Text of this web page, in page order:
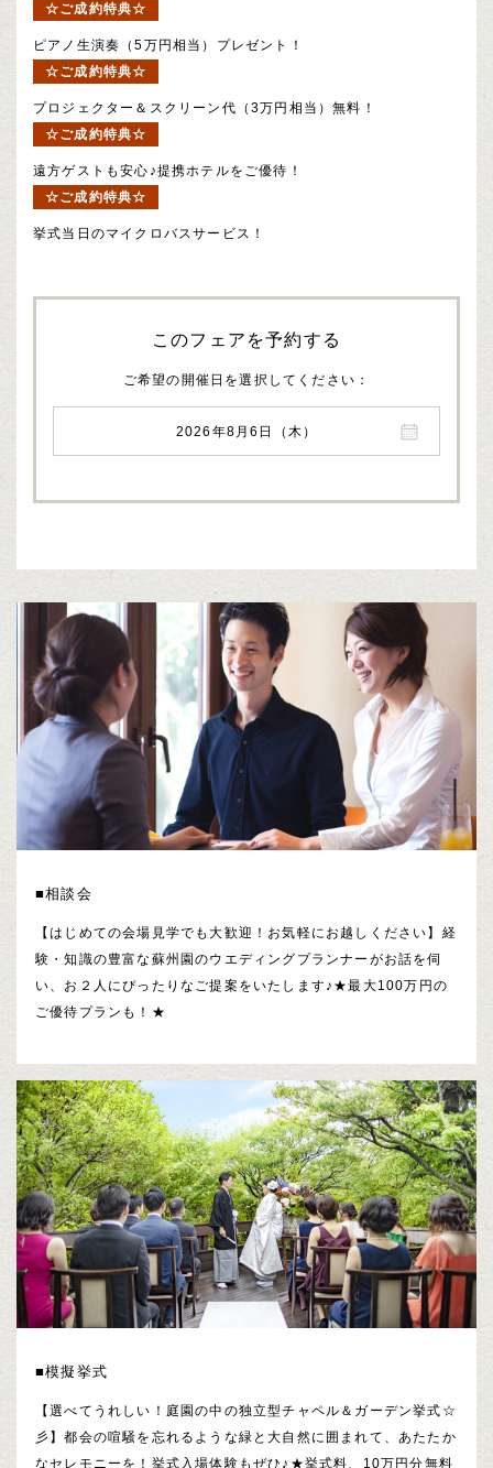
☆ご成約特典☆
ピアノ生演奏（5万円相当）プレゼント！
☆ご成約特典☆
プロジェクター＆スクリーン代（3万円相当）無料！
☆ご成約特典☆
遠方ゲストも安心♪提携ホテルをご優待！
☆ご成約特典☆
挙式当日のマイクロバスサービス！
このフェアを予約する
ご希望の開催日を選択してください
2026年8月6日（木）
■相談会
【はじめての会場見学でも大歓迎！お気軽にお越しください】経
験・知識の豊富な蘇州園のウエディングプランナーがお話を伺
い、お２人にぴったりなご提案をいたします♪★最大100万円の
ご優待プランも！★
■模擬挙式
【選べてうれしい！庭園の中の独立型チャペル＆ガーデン挙式☆
彡】都会の喧騒を忘れるような緑と大自然に囲まれて、あたたか
なセレモニーを！挙式入場体験もぜひ♪★挙式料、10万円分無料